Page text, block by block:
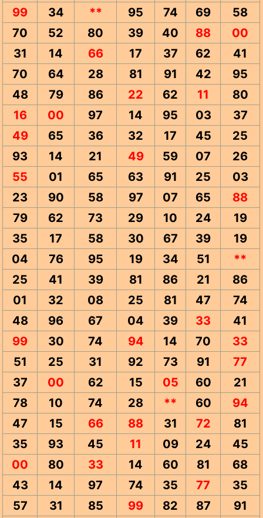
99
34 ** 95 74 69
58
70
52 80 39 40 88
00
31
14 66 17 37 62
41
70
64 28 81 91 42
95
48
79 86 22 62 11
80
16
00 97 14 95 03
37
49
65 36 32 17 45
25
93
14 21 49 59 07
26
55
01 65 63 91 25
03
23
90 58 97 07 65
88
79
62 73 29 10 24
19
35
17 58 30 67 39
19
04
76 95 19 34 51
**
25
41 39 81 86 21
86
01
32 08 25 81 47
74
48
96 67 04 39 33
41
99
30 74 94 14 70
33
51
25 31 92 73 91
77
37
00 62 15 05 60
21
78
10 74 28 ** 60
94
47
15 66 88 31 72
81
35
93 45 11 09 24
45
00
80 33 14 60 81
68
43
14 97 74 35 77
35
57
31 85 99 82 87 91